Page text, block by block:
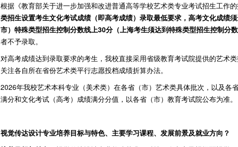
根据《教育部关于进一步加强和改进普通高等学校艺术类专业考试招生工作的
类招生设置考生文化考试成绩（即高考成绩）录取最低要求，高考文化成绩
市）特殊类型招生控制分数线上30分（上海考生须达到特殊类型招生控制分
者不予录取。
对高考成绩达到录取要求的考生，我校直接采用省级教育考试院提供的艺术
关注各自所在省份艺术类平行志愿投档成绩折算办法。
2026年我校艺术本科专业（美术类）在各省（市）艺术类具体批次，以及各
满分和文化考试（高考）成绩满分分值，以各省（市）教育考试院公布为准。
视觉传达设计专业培养目标与特色、主要学习课程、发展前景及就业方向？